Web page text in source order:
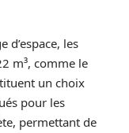
d’espace, les
m³, comme le
un choix
pour les
permettant de